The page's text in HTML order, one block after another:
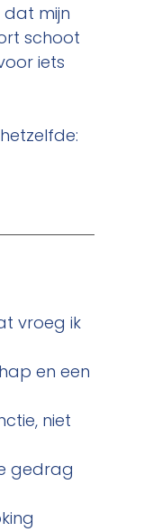
dat mijn
schoot
iets
vroeg ik
en een
niet
gedrag